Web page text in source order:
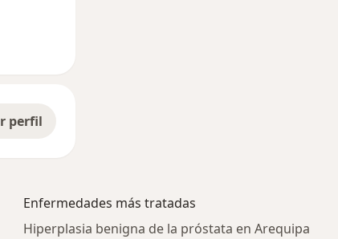
perfil
Enfermedades más tratadas
Hiperplasia benigna de la próstata en Arequipa